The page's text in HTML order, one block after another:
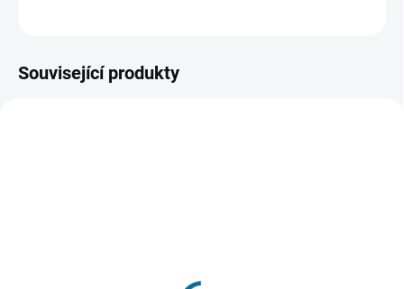
Související produkty